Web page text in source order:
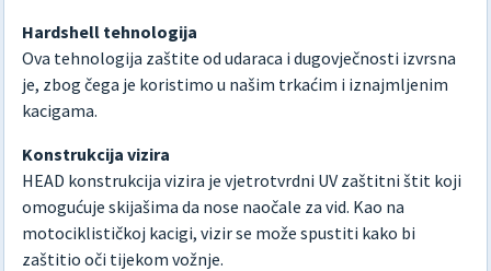
Hardshell tehnologija
Ova tehnologija zaštite od udaraca i dugovječnosti izvrsna
je, zbog čega je koristimo u našim trkaćim i iznajmljenim
kacigama.
Konstrukcija vizira
HEAD konstrukcija vizira je vjetrotvrdni UV zaštitni štit koji
omogućuje skijašima da nose naočale za vid. Kao na
motociklističkoj kacigi, vizir se može spustiti kako bi
zaštitio oči tijekom vožnje.